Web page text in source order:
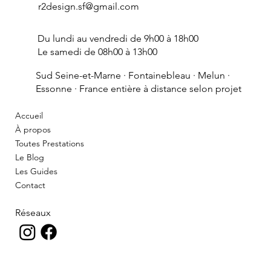
r2design.sf@gmail.com
Du lundi au vendredi de 9h00 à 18h00
Le samedi de 08h00 à 13h00
Sud Seine-et-Marne · Fontainebleau · Melun ·
Essonne · France entière à distance selon projet
Accueil
À propos
Toutes Prestations
Le Blog
Les Guides
Contact
Réseaux